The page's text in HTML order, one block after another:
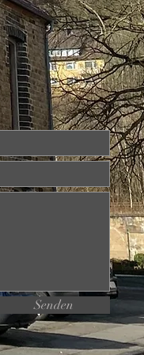
Senden